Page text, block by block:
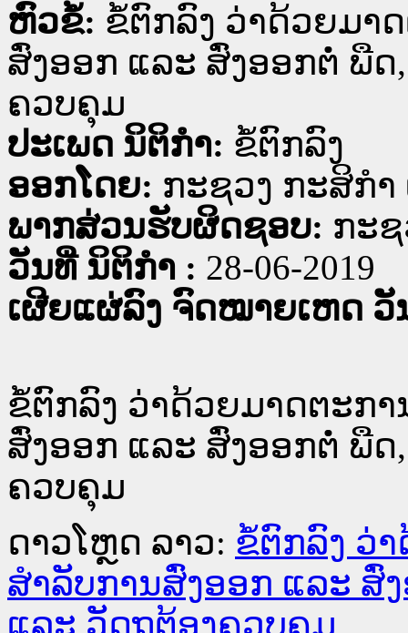
ຫົວຂໍ້: ຂໍ້ຕົກລົງ ວ່າດ້ວຍມາ
ສົ່ງອອກ ແລະ ສົ່ງອອກຕໍ່ ພື
ຄວບຄຸມ
ປະເພດ ນິຕິກໍາ: ຂໍ້ຕົກລົງ
ອອກໂດຍ: ກະຊວງ ກະສິກ
ພາກສ່ວນຮັບຜິດຊອບ: ກະ
ວັນທີ່ ນິຕິກໍາ : 28-06-2019
ເຜີຍແຜ່ລົງ ຈົດໝາຍເຫດ ວັ
ຂໍ້ຕົກລົງ ວ່າດ້ວຍມາດຕະກ
ສົ່ງອອກ ແລະ ສົ່ງອອກຕໍ່ ພື
ຄວບຄຸມ
ດາວໂຫຼດ ລາວ: ຂໍ້ຕົກລົງ ວ່
ສຳລັບການສົ່ງອອກ ແລະ ສົ່
ແລະ ວັດຖຸຕ້ອງຄວບຄຸມ